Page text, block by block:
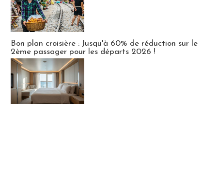
Bon plan croisière : Jusqu'à 60% de réduction sur le
2ème passager pour les départs 2026 !